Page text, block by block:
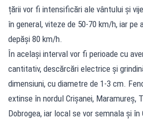
țării vor fi intensificări ale vântului și
în general, viteze de 50-70 km/h, iar pe
depăși 80 km/h.
În același interval vor fi perioade cu
cantitativ, descărcări electrice și
dimensiuni, cu diametre de 1-3 cm.
extinse în nordul Crișanei, Maramureș,
Dobrogea, iar local se vor semnala și